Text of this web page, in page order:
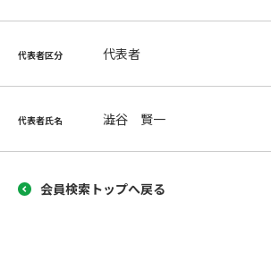
代表者区分 代表者
代表者氏名 澁谷 賢一
会員検索トップへ戻る